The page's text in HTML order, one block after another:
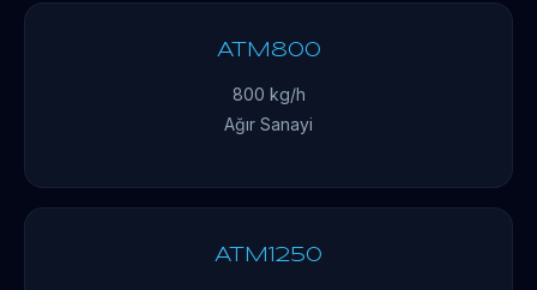
ATM800
800 kg/h
Ağır Sanayi
ATM1250